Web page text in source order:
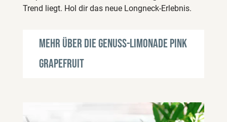
Trend liegt. Hol dir das neue Longneck-Erlebnis.
Mehr über die Genuss-Limonade Pink
Grapefruit